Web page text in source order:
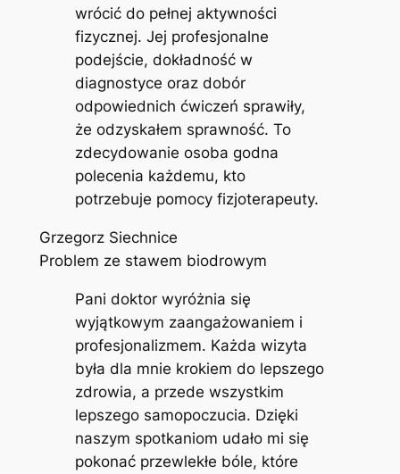
wrócić do pełnej aktywności
fizycznej. Jej profesjonalne
podejście, dokładność w
diagnostyce oraz dobór
odpowiednich ćwiczeń sprawiły,
że odzyskałem sprawność. To
zdecydowanie osoba godna
polecenia każdemu, kto
potrzebuje pomocy fizjoterapeuty.
Grzegorz Siechnice
Problem ze stawem biodrowym
Pani doktor wyróżnia się
wyjątkowym zaangażowaniem i
profesjonalizmem. Każda wizyta
była dla mnie krokiem do lepszego
zdrowia, a przede wszystkim
lepszego samopoczucia. Dzięki
naszym spotkaniom udało mi się
pokonać przewlekłe bóle, które